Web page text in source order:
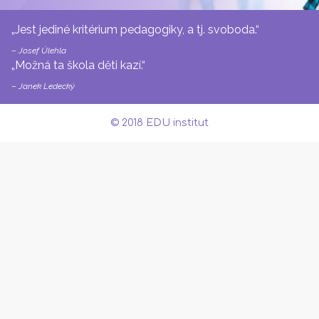
„Jest jediné kritérium pedagogiky, a tj. svoboda.“
–Josef Úlehla
„Možná ta škola děti kazí.“
–Janek Ledecký
© 2018 EDU institut